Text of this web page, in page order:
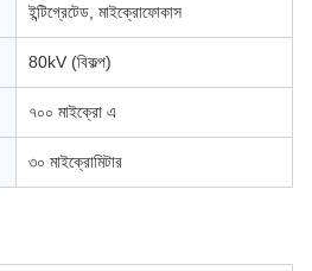
ইন্টিগ্রেটেড, মাইক্রোফোকাস
80kV (বিকল্প)
৭০০ মাইক্রো এ
৩০ মাইক্রোমিটার